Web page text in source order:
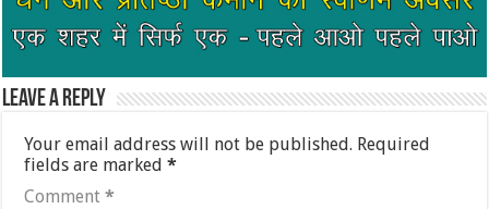
Leave a Reply
Your email address will not be published. Required
fields are marked*
Comment*